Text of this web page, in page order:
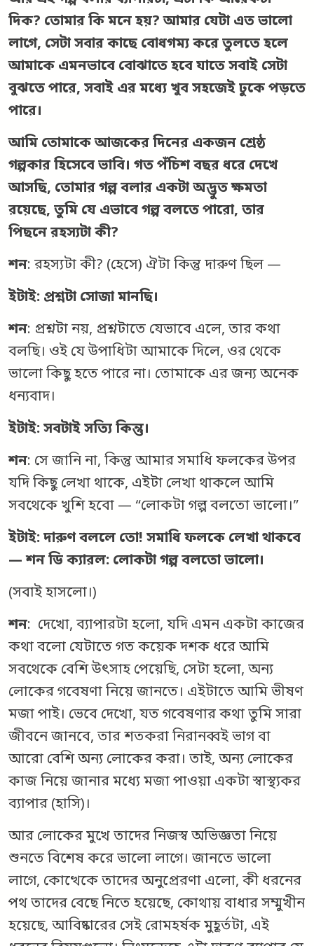
দিক? তোমার কি মনে হয়? আমার যেটা এত ভালো
লাগে, সেটা সবার কাছে বোধগম্য করে তুলতে হলে
আমাকে এমনভাবে বোঝাতে হবে যাতে সবাই সেটা
বুঝতে পারে, সবাই এর মধ্যে খুব সহজেই ঢুকে পড়তে
পারে।
আমি তোমাকে আজকের দিনের একজন শ্রেষ্ঠ
গল্পকার হিসেবে ভাবি। গত পঁচিশ বছর ধরে দেখে
আসছি, তোমার গল্প বলার একটা অদ্ভুত ক্ষমতা
রয়েছে, তুমি যে এভাবে গল্প বলতে পারো, তার
পিছনে রহস্যটা কী?
শন: রহস্যটা কী? (হেসে) ঐটা কিন্তু দারুণ ছিল —
ইটাই: প্রশ্নটা সোজা মানছি।
শন: প্রশ্নটা নয়, প্রশ্নটাতে যেভাবে এলে, তার কথা
বলছি। ওই যে উপাধিটা আমাকে দিলে, ওর থেকে
ভালো কিছু হতে পারে না। তোমাকে এর জন্য অনেক
ধন্যবাদ।
ইটাই: সবটাই সত্যি কিন্তু।
শন: সে জানি না, কিন্তু আমার সমাধি ফলকের উপর
যদি কিছু লেখা থাকে, এইটা লেখা থাকলে আমি
সবথেকে খুশি হবো — “লোকটা গল্প বলতো ভালো।”
ইটাই: দারুণ বললে তো! সমাধি ফলকে লেখা থাকবে
— শন ডি ক্যারল: লোকটা গল্প বলতো ভালো।
(সবাই হাসলো।)
শন: দেখো, ব্যাপারটা হলো, যদি এমন একটা কাজের
কথা বলো যেটাতে গত কয়েক দশক ধরে আমি
সবথেকে বেশি উৎসাহ পেয়েছি, সেটা হলো, অন্য
লোকের গবেষণা নিয়ে জানতে। এইটাতে আমি ভীষণ
মজা পাই। ভেবে দেখো, যত গবেষণার কথা তুমি সারা
জীবনে জানবে, তার শতকরা নিরানব্বই ভাগ বা
আরো বেশি অন্য লোকের করা। তাই, অন্য লোকের
কাজ নিয়ে জানার মধ্যে মজা পাওয়া একটা স্বাস্থ্যকর
ব্যাপার (হাসি)।
আর লোকের মুখে তাদের নিজস্ব অভিজ্ঞতা নিয়ে
শুনতে বিশেষ করে ভালো লাগে। জানতে ভালো
লাগে, কোত্থেকে তাদের অনুপ্রেরণা এলো, কী ধরনের
পথ তাদের বেছে নিতে হয়েছে, কোথায় বাধার সম্মুখীন
হয়েছে, আবিষ্কারের সেই রোমহর্ষক মুহূর্তটা, এই